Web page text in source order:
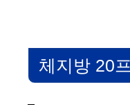
체지방 20